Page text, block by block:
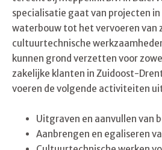
specialisatie gaat van projecten
waterbouw tot het vervoeren van
cultuurtechnische
kunnen grond verzetten voor
zakelijke klanten in Zuidoost-
voeren de volgende activiteiten
Uitgraven en aanvullen van
Aanbrengen en egaliseren